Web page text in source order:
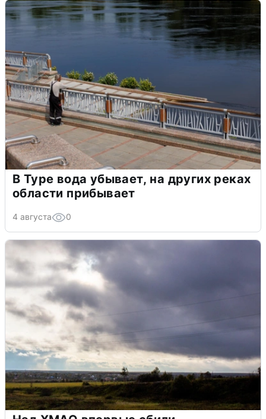
В Туре вода убывает, на других реках
области прибывает
4 августа 0